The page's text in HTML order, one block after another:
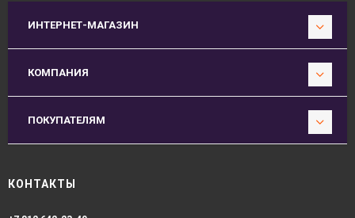
ИНТЕРНЕТ-МАГАЗИН
КОМПАНИЯ
ПОКУПАТЕЛЯМ
КОНТАКТЫ